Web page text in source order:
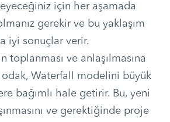
için her aşamada
gerekir ve bu yaklaşım
iyi sonuçlar verir.
toplanması ve anlaşılmasına
Waterfall modelini büyük
bağımlı hale getirir. Bu, yeni
ve gerektiğinde proje